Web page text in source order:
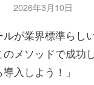
2026年3月10日
ルが業界標準らし
メソッドで成功
入しよう！」